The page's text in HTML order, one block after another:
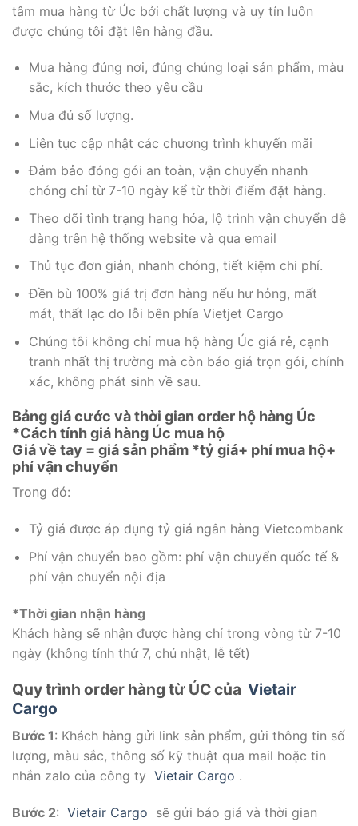
tâm mua hàng từ Úc bởi chất lượng và uy tín luôn
được chúng tôi đặt lên hàng đầu.
Mua hàng đúng nơi, đúng chủng loại sản phẩm, màu
sắc, kích thước theo yêu cầu
Mua đủ số lượng.
Liên tục cập nhật các chương trình khuyến mãi
Đảm bảo đóng gói an toàn, vận chuyển nhanh
chóng chỉ từ 7-10 ngày kể từ thời điểm đặt hàng.
Theo dõi tình trạng hang hóa, lộ trình vận chuyển dễ
dàng trên hệ thống website và qua email
Thủ tục đơn giản, nhanh chóng, tiết kiệm chi phí.
Đền bù 100% giá trị đơn hàng nếu hư hỏng, mất
mát, thất lạc do lỗi bên phía Vietjet Cargo
Chúng tôi không chỉ mua hộ hàng Úc giá rẻ, cạnh
tranh nhất thị trường mà còn báo giá trọn gói, chính
xác, không phát sinh về sau.
Bảng giá cước và thời gian order hộ hàng Úc
*Cách tính giá hàng Úc mua hộ
Giá về tay = giá sản phẩm *tỷ giá+ phí mua hộ+
phí vận chuyển
Trong đó:
Tỷ giá được áp dụng tỷ giá ngân hàng Vietcombank
Phí vận chuyển bao gồm: phí vận chuyển quốc tế &
phí vận chuyển nội địa
*Thời gian nhận hàng
Khách hàng sẽ nhận được hàng chỉ trong vòng từ 7-10
ngày (không tính thứ 7, chủ nhật, lễ tết)
Quy trình order hàng từ ÚC của Vietair
Cargo
Bước 1: Khách hàng gửi link sản phẩm, gửi thông tin số
lượng, màu sắc, thông số kỹ thuật qua mail hoặc tin
nhắn zalo của công ty Vietair Cargo .
Bước 2: Vietair Cargo sẽ gửi báo giá và thời gian